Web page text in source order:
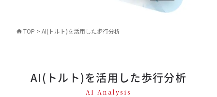
TOP > AI(トルト)を活用した歩行分析
AI(トルト)を活用した歩行分析
AI Analysis